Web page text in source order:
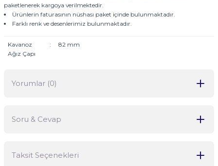
paketlenerek kargoya verilmektedir.
Ürünlerin faturasının nüshası paket içinde bulunmaktadır.
Farklı renk ve desenlerimiz bulunmaktadır.
Kavanoz
Ağız Çapı
: 82 mm
Yorumlar (0)
Soru & Cevap
Taksit Seçenekleri